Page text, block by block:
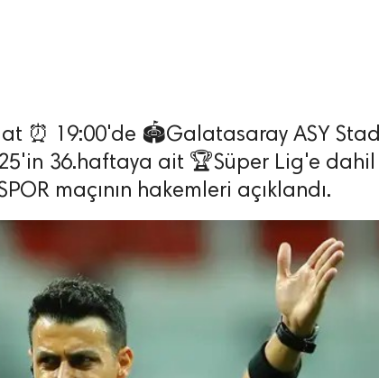
⏰ 19:00'de 🏟️Galatasaray ASY
36.haftaya ait 🏆Süper Lig'e dahil
maçının hakemleri açıklandı.